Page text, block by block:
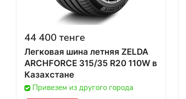
44 400 тенге
Легковая шина летняя ZELDA
ARCHFORCE 315/35 R20 110W в
Казахстане
Привезем из другого города